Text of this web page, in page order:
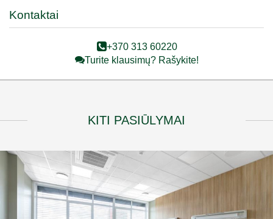
Kontaktai
+370 313 60220
Turite klausimų? Rašykite!
KITI PASIŪLYMAI